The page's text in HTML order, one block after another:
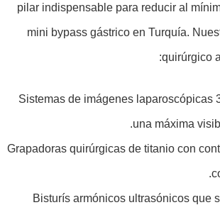
pilar indispensable para reducir al
mini bypass gástrico en Turquía.
quirúrgico
Sistemas de imágenes laparoscópicas
una máxima
Grapadoras quirúrgicas de titanio con
Bisturís armónicos ultrasónicos que